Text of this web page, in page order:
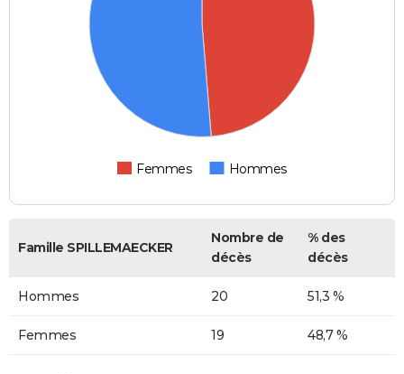
Femmes Hommes
Famille SPILLEMAECKER
Nombre de
décès
% des
décès
Hommes 20 51,3 %
Femmes 19 48,7 %